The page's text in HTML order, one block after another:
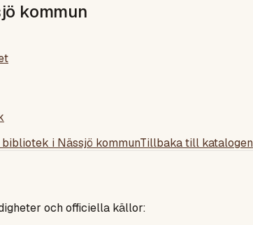
kommun
i Nässjö kommunTillbaka till katalogen
och officiella källor: